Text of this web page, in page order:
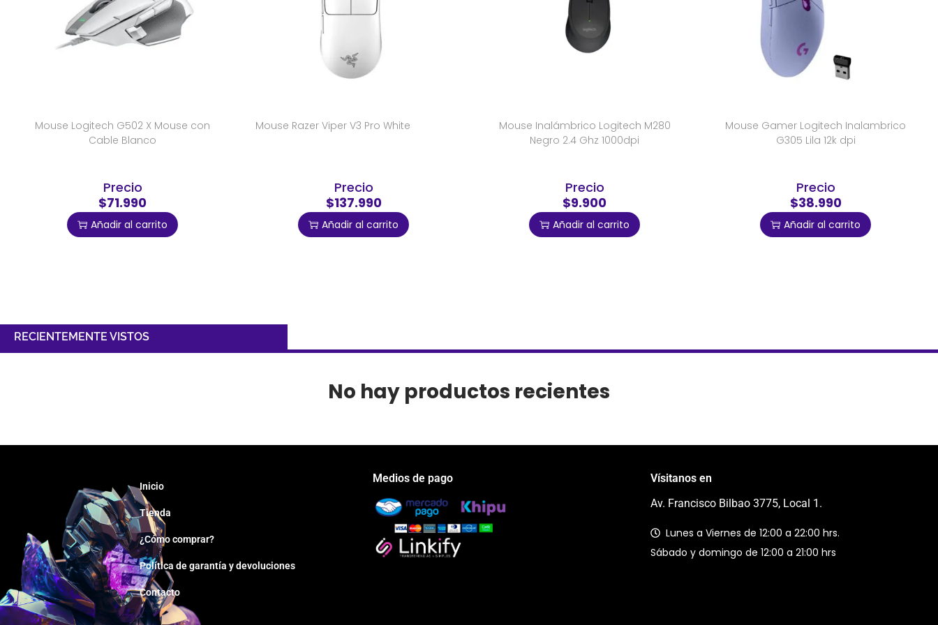
Mouse Logitech G502 X Mouse con
Cable Blanco
Precio
$71.990
Añadir al carrito
Mouse Razer Viper V3 Pro White
Precio
$137.990
Añadir al carrito
Mouse Inalámbrico Logitech M280
Negro 2.4 Ghz 1000dpi
Precio
$9.900
Añadir al carrito
Mouse Gamer Logitech Inalambrico
G305 Lila 12k dpi
Precio
$38.990
Añadir al carrito
RECIENTEMENTE VISTOS
No hay productos recientes
Inicio
Tienda
¿Cómo comprar?
Política de garantía y devoluciones
Contacto
Medios de pago
Vísitanos en
Av. Francisco Bilbao 3775, Local 1.
Lunes a Viernes de 12:00 a 22:00 hrs.
Sábado y domingo de 12:00 a 21:00 hrs